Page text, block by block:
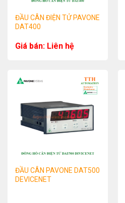
ĐẦU CÂN ĐIỆN TỬ PAVONE
DAT400
Giá bán: Liên hệ
ĐẦU CÂN PAVONE DAT500
DEVICENET